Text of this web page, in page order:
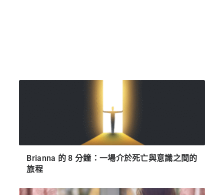
Brianna 的 8 分鐘：一場介於死亡與意識之間的
旅程